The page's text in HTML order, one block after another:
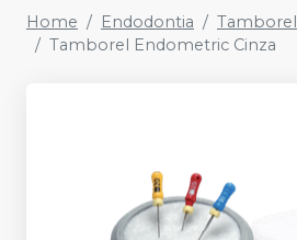
Home Endodontia
Tamborel
Tamborel Endometric Cinza